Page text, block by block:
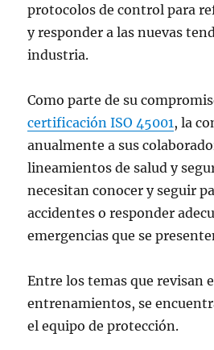
protocolos de control para
y responder a las nuevas
industria.
Como parte de su
certificación ISO 45001, la
anualmente a sus
lineamientos de salud y
necesitan conocer y seguir
accidentes o responder
emergencias que se
Entre los temas que revisan
entrenamientos, se
el equipo de protección.